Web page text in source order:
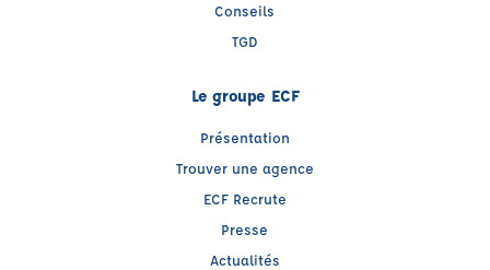
Conseils
TGD
Le groupe ECF
Présentation
Trouver une agence
ECF Recrute
Presse
Actualités